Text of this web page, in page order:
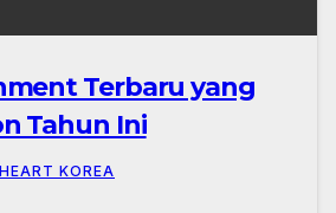
Terbaru yang
Tahun Ini
KOREA